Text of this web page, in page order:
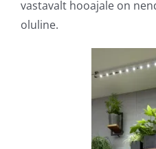
vastavalt hooajale on
oluline.